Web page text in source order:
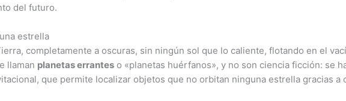
del futuro.
estrella
completamente a oscuras, sin ningún sol que lo caliente, flotando en el
llaman planetas errantes o «planetas huérfanos», y no son ciencia ficción: se
que permite localizar objetos que no orbitan ninguna estrella gracias a